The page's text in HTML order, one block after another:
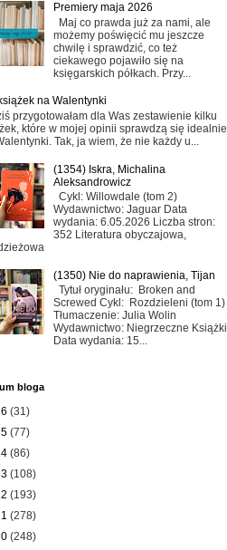
Premiery maja 2026
Maj co prawda już za nami, ale
możemy poświęcić mu jeszcze
chwilę i sprawdzić, co też
ciekawego pojawiło się na
księgarskich półkach. Przy...
na Walentynki
przygotowałam dla Was zestawienie kilku
które w mojej opinii sprawdzą się idealnie
Tak, ja wiem, że nie każdy u...
(1354) Iskra, Michalina
Aleksandrowicz
Cykl: Willowdale (tom 2)
Wydawnictwo: Jaguar Data
wydania: 6.05.2026 Liczba stron:
352 Literatura obyczajowa,
(1350) Nie do naprawienia, Tijan
Tytuł oryginału: Broken and
Screwed Cykl: Rozdzieleni (tom 1)
Tłumaczenie: Julia Wolin
Wydawnictwo: Niegrzeczne Książki
Data wydania: 15...
bloga
(31)
(77)
(86)
(108)
(193)
(278)
(248)